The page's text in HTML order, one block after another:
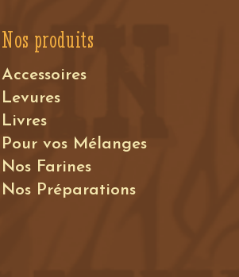
Nos produits
Accessoires
Levures
Livres
Pour vos Mélanges
Nos Farines
Nos Préparations